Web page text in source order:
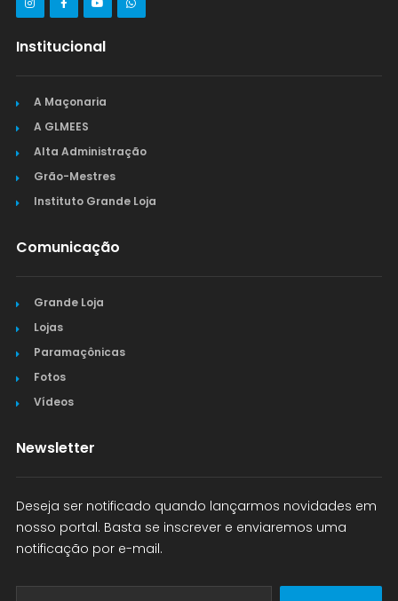
Institucional
A Maçonaria
A GLMEES
Alta Administração
Grão-Mestres
Instituto Grande Loja
Comunicação
Grande Loja
Lojas
Paramaçônicas
Fotos
Vídeos
Newsletter
Deseja ser notificado quando lançarmos novidades em
nosso portal. Basta se inscrever e enviaremos uma
notificação por e-mail.